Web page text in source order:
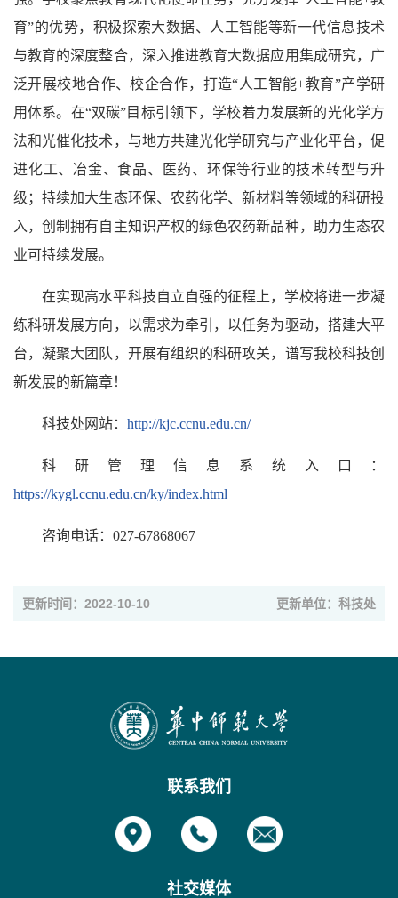
育”的优势，积极探索大数据、人工智能等新一代信息技术
与教育的深度整合，深入推进教育大数据应用集成研究，广
泛开展校地合作、校企合作，打造“人工智能+教育”产学研
用体系。在“双碳”目标引领下，学校着力发展新的光化学方
法和光催化技术，与地方共建光化学研究与产业化平台，促
进化工、冶金、食品、医药、环保等行业的技术转型与升
级；持续加大生态环保、农药化学、新材料等领域的科研投
入，创制拥有自主知识产权的绿色农药新品种，助力生态农
业可持续发展。
在实现高水平科技自立自强的征程上，学校将进一步凝
练科研发展方向，以需求为牵引，以任务为驱动，搭建大平
台，凝聚大团队，开展有组织的科研攻关，谱写我校科技创
新发展的新篇章！
科技处网站： http://kjc.ccnu.edu.cn/
科研管理信息系统入口：
https://kygl.ccnu.edu.cn/ky/index.html
咨询电话：027-67868067
更新时间：2022-10-10 更新单位：科技处
联系我们
社交媒体